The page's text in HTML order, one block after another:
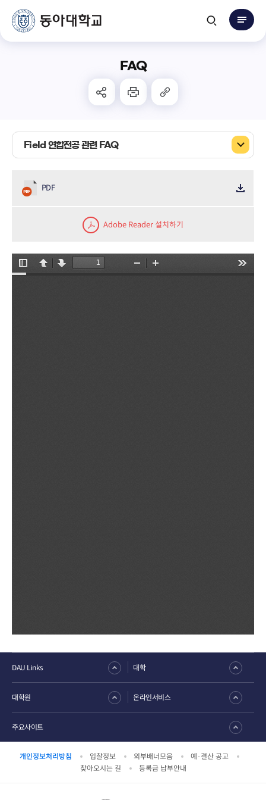
FAQ
Field 연합전공 관련 FAQ
PDF
Adobe Reader 설치하기
개인정보처리방침 입찰정보 외부배너모음
예·결산 공고
찾아오시는 길
등록금 납부안내
DAU Links 대학
대학원 온라인서비스
주요사이트